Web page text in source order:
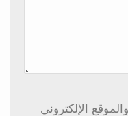
الإلكتروني